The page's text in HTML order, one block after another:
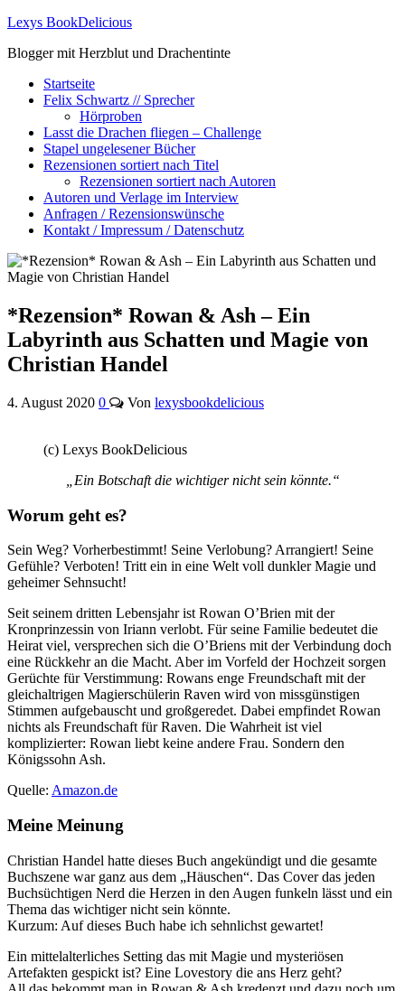
Lexys BookDelicious
Blogger mit Herzblut und Drachentinte
Startseite
Felix Schwartz // Sprecher
Hörproben
Lasst die Drachen fliegen – Challenge
Stapel ungelesener Bücher
Rezensionen sortiert nach Titel
Rezensionen sortiert nach Autoren
Autoren und Verlage im Interview
Anfragen / Rezensionswünsche
Kontakt / Impressum / Datenschutz
*Rezension* Rowan & Ash – Ein
Labyrinth aus Schatten und Magie von
Christian Handel
4. August 2020 0 Von lexysbookdelicious
(c) Lexys BookDelicious
„Ein Botschaft die wichtiger nicht sein könnte.“
Worum geht es?
Sein Weg? Vorherbestimmt! Seine Verlobung? Arrangiert! Seine
Gefühle? Verboten! Tritt ein in eine Welt voll dunkler Magie und
geheimer Sehnsucht!
Seit seinem dritten Lebensjahr ist Rowan O’Brien mit der
Kronprinzessin von Iriann verlobt. Für seine Familie bedeutet die
Heirat viel, versprechen sich die O’Briens mit der Verbindung doch
eine Rückkehr an die Macht. Aber im Vorfeld der Hochzeit sorgen
Gerüchte für Verstimmung: Rowans enge Freundschaft mit der
gleichaltrigen Magierschülerin Raven wird von missgünstigen
Stimmen aufgebauscht und großgeredet. Dabei empfindet Rowan
nichts als Freundschaft für Raven. Die Wahrheit ist viel
komplizierter: Rowan liebt keine andere Frau. Sondern den
Königssohn Ash.
Quelle: Amazon.de
Meine Meinung
Christian Handel hatte dieses Buch angekündigt und die gesamte
Buchszene war ganz aus dem „Häuschen“. Das Cover das jeden
Buchsüchtigen Nerd die Herzen in den Augen funkeln lässt und ein
Thema das wichtiger nicht sein könnte.
Kurzum: Auf dieses Buch habe ich sehnlichst gewartet!
Ein mittelalterliches Setting das mit Magie und mysteriösen
Artefakten gespickt ist? Eine Lovestory die ans Herz geht?